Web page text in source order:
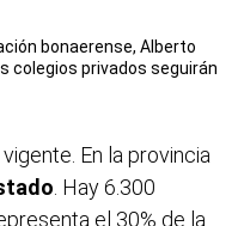
bonaerense, Alberto
colegios privados seguirán
En la provincia
. Hay 6.300
el 30% de la